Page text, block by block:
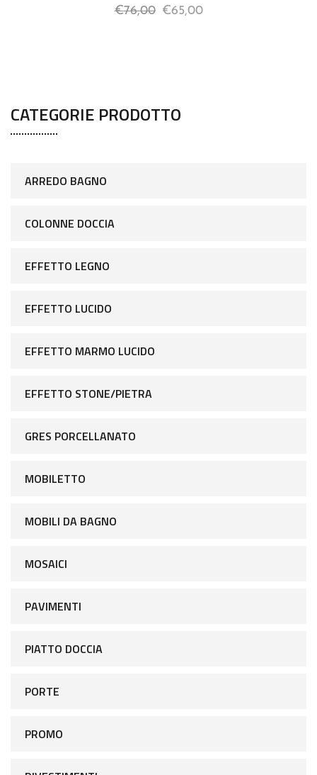
€76,00 €65,00
CATEGORIE PRODOTTO
ARREDO BAGNO
COLONNE DOCCIA
EFFETTO LEGNO
EFFETTO LUCIDO
EFFETTO MARMO LUCIDO
EFFETTO STONE/PIETRA
GRES PORCELLANATO
MOBILETTO
MOBILI DA BAGNO
MOSAICI
PAVIMENTI
PIATTO DOCCIA
PORTE
PROMO